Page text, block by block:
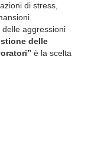
di stress,
aggressioni
delle
è la scelta